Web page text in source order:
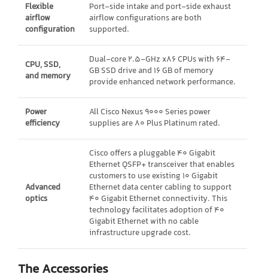
Flexible
airflow
configuration
Port-side intake and port-side exhaust
airflow configurations are both
supported.
CPU, SSD,
and memory
Dual-core 2.5-GHz x86 CPUs with 64-
GB SSD drive and 16 GB of memory
provide enhanced network performance.
Power
efficiency
All Cisco Nexus 9000 Series power
supplies are 80 Plus Platinum rated.
Advanced
optics
Cisco offers a pluggable 40 Gigabit
Ethernet QSFP+ transceiver that enables
customers to use existing 10 Gigabit
Ethernet data center cabling to support
40 Gigabit Ethernet connectivity. This
technology facilitates adoption of 40
Gigabit Ethernet with no cable
infrastructure upgrade cost.